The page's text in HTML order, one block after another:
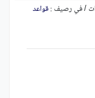
/ في رصيف :قواعد